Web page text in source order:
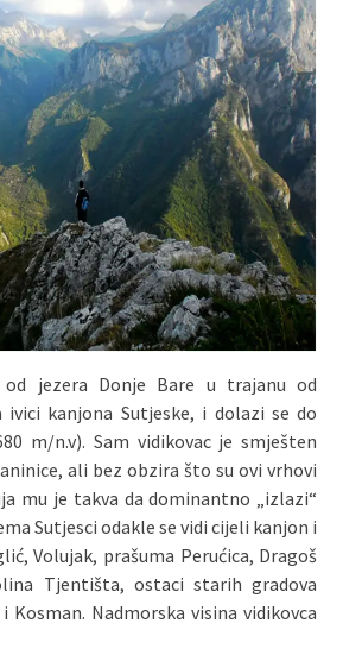
jezera Donje Bare u trajanu od
ivici kanjona Sutjeske, i dolazi se do
m/n.v). Sam vidikovac je smješten
ali bez obzira što su ovi vrhovi
mu je takva da dominantno „izlazi“
Sutjesci odakle se vidi cijeli kanjon i
Volujak, prašuma Perućica, Dragoš
Tjentišta, ostaci starih gradova
Kosman. Nadmorska visina vidikovca